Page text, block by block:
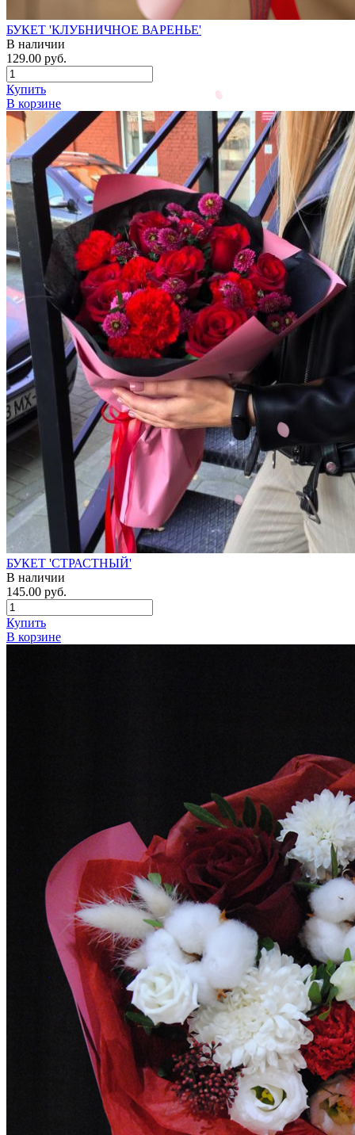
БУКЕТ 'КЛУБНИЧНОЕ ВАРЕНЬЕ'
В наличии
129.00 руб.
Купить
В корзине
БУКЕТ 'СТРАСТНЫЙ'
В наличии
145.00 руб.
Купить
В корзине